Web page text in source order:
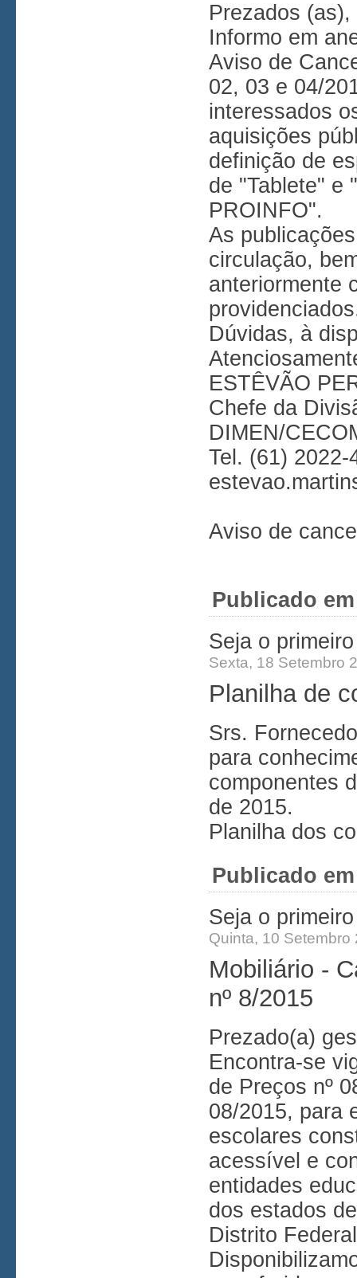
Prezados (as),
Informo em
Aviso de
02, 03 e 04/
interessados
aquisições
definição de
de "Tablete" e "
PROINFO".
As
circulação,
anteriormente
Dúvidas, à
ESTÊVÃO
Chefe da
DIMEN/
Tel. (61) 2022-
Aviso de
Publicado em
Seja o
Sexta, 18 Setembro
Planilha de
Srs.
para
componentes
de 2015.
Planilha dos
Publicado em
Seja o
Quinta, 10 Setembro
Mobiliário -
nº 8/2015
Prezado(a)
Encontra-se
de Preços nº
08/2015, para
escolares
acessível e
entidades
dos estados
Distrito